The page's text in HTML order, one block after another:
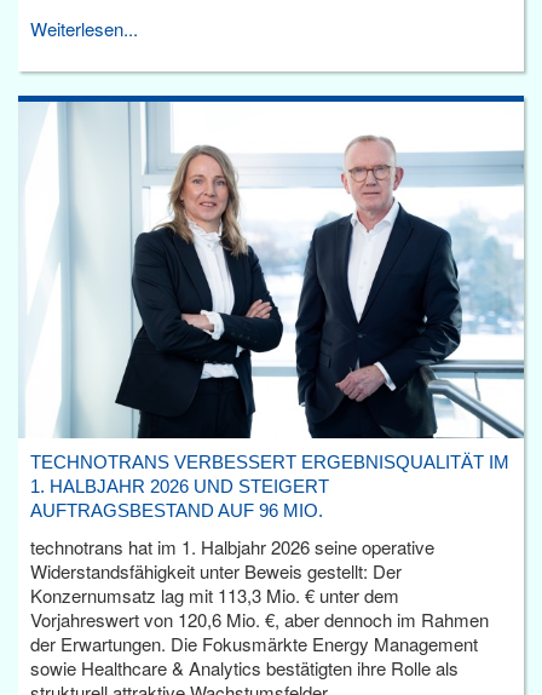
Weiterlesen...
TECHNOTRANS VERBESSERT ERGEBNISQUALITÄT IM
1. HALBJAHR 2026 UND STEIGERT
AUFTRAGSBESTAND AUF 96 MIO.
technotrans hat im 1. Halbjahr 2026 seine operative
Widerstandsfähigkeit unter Beweis gestellt: Der
Konzernumsatz lag mit 113,3 Mio. € unter dem
Vorjahreswert von 120,6 Mio. €, aber dennoch im Rahmen
der Erwartungen. Die Fokusmärkte Energy Management
sowie Healthcare & Analytics bestätigten ihre Rolle als